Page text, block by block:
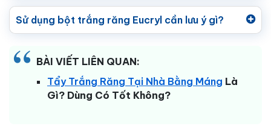
Sử dụng bột trắng răng Eucryl cần lưu ý gì?
BÀI VIẾT LIÊN QUAN:
Tẩy Trắng Răng Tại Nhà Bằng Máng Là
Gì? Dùng Có Tốt Không?